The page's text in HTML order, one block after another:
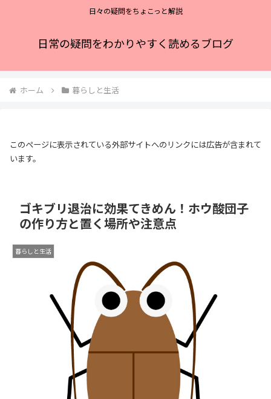
日々の疑問をちょこっと解説
日常の疑問をわかりやすく読めるブログ
ホーム 暮らしと生活
このページに表示されている外部サイトへのリンクには広告が含まれて
います。
ゴキブリ退治に効果てきめん！ホウ酸団子
の作り方と置く場所や注意点
暮らしと生活